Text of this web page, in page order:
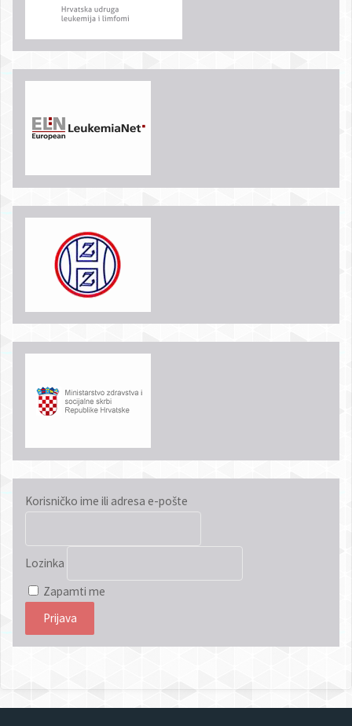
Korisničko ime ili adresa e-pošte
Lozinka
Zapamti me